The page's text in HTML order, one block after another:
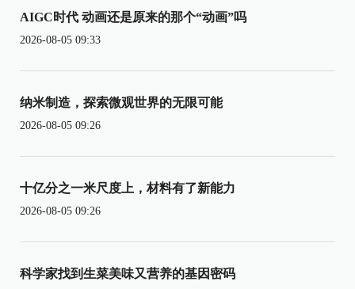
AIGC时代 动画还是原来的那个“动画”吗
2026-08-05 09:33
纳米制造，探索微观世界的无限可能
2026-08-05 09:26
十亿分之一米尺度上，材料有了新能力
2026-08-05 09:26
科学家找到生菜美味又营养的基因密码